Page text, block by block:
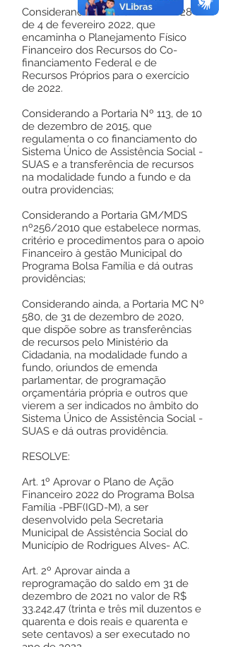
Considerando o Oficio/GAB/Nº 28
de 4 de fevereiro 2022, que
encaminha o Planejamento Físico
Financeiro dos Recursos do Co-
financiamento Federal e de
Recursos Próprios para o exercício
de 2022.
Considerando a Portaria Nº 113, de 10
de dezembro de 2015, que
regulamenta o co financiamento do
Sistema Único de Assistência Social -
SUAS e a transferência de recursos
na modalidade fundo a fundo e da
outra providencias;
Considerando a Portaria GM/MDS
nº256/2010 que estabelece normas,
critério e procedimentos para o apoio
Financeiro à gestão Municipal do
Programa Bolsa Família e dá outras
providências;
Considerando ainda, a Portaria MC Nº
580, de 31 de dezembro de 2020,
que dispõe sobre as transferências
de recursos pelo Ministério da
Cidadania, na modalidade fundo a
fundo, oriundos de emenda
parlamentar, de programação
orçamentária própria e outros que
vierem a ser indicados no âmbito do
Sistema Único de Assistência Social -
SUAS e dá outras providência.
RESOLVE:
Art. 1º Aprovar o Plano de Ação
Financeiro 2022 do Programa Bolsa
Família -PBF(IGD-M), a ser
desenvolvido pela Secretaria
Municipal de Assistência Social do
Município de Rodrigues Alves- AC.
Art. 2º Aprovar ainda a
reprogramação do saldo em 31 de
dezembro de 2021 no valor de R$
33.242,47 (trinta e três mil duzentos e
quarenta e dois reais e quarenta e
sete centavos) a ser executado no